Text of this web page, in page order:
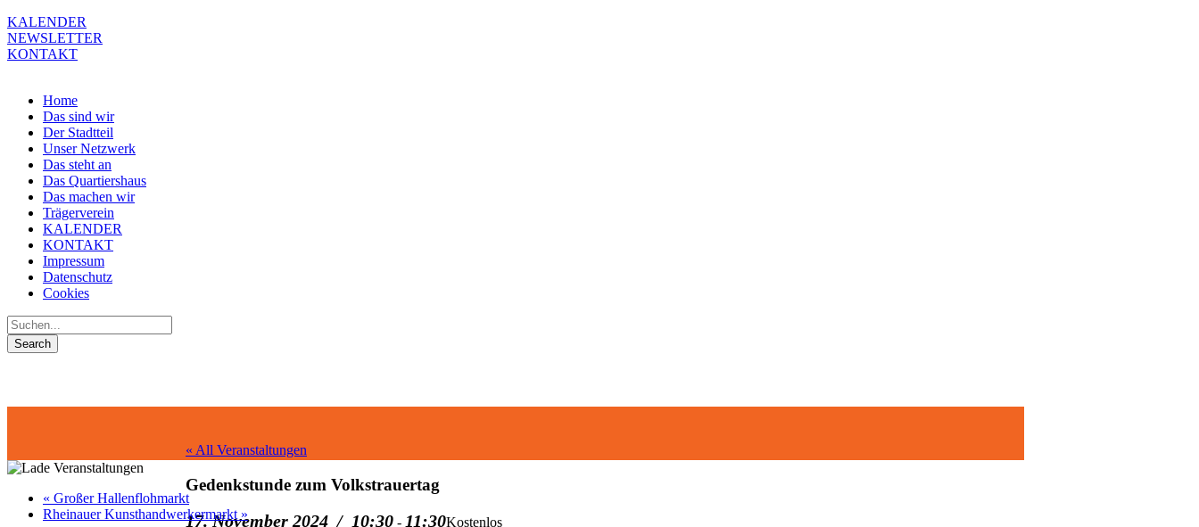
KALENDER
NEWSLETTER
KONTAKT
Home
Das sind wir
Der Stadtteil
Unser Netzwerk
Das steht an
Das Quartiershaus
Das machen wir
Trägerverein
KALENDER
KONTAKT
Impressum
Datenschutz
Cookies
« All Veranstaltungen
Gedenkstunde zum Volkstrauertag
17. November 2024 / 10:30 - 11:30Kostenlos
« Großer Hallenflohmarkt
Rheinauer Kunsthandwerkermarkt »